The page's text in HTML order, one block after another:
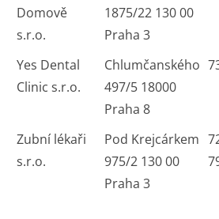
Domově
s.r.o.
1875/22 130 00
Praha 3
Yes Dental
Clinic s.r.o.
Chlumčanského
497/5 18000
Praha 8
Zubní lékaři
s.r.o.
Pod Krejcárkem
975/2 130 00
Praha 3